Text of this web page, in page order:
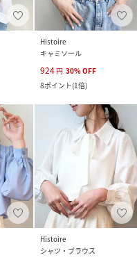
Histoire
キャミソール
924 円 30%OFF
8ポイント(1倍)
Histoire
シャツ・ブラウス